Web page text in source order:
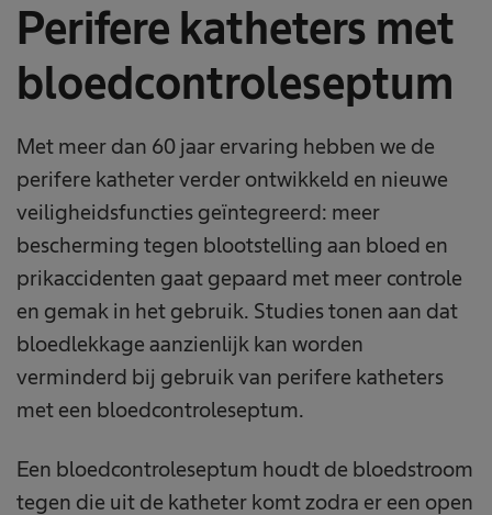
Perifere katheters met
bloedcontroleseptum
Met meer dan 60 jaar ervaring hebben we de
perifere katheter verder ontwikkeld en nieuwe
veiligheidsfuncties geïntegreerd: meer
bescherming tegen blootstelling aan bloed en
prikaccidenten gaat gepaard met meer controle
en gemak in het gebruik. Studies tonen aan dat
bloedlekkage aanzienlijk kan worden
verminderd bij gebruik van perifere katheters
met een bloedcontroleseptum.
Een bloedcontroleseptum houdt de bloedstroom
tegen die uit de katheter komt zodra er een open